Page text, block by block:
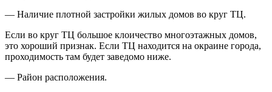
— Наличие плотной застройки жилых домов во круг ТЦ.
Если во круг ТЦ большое клоичество многоэтажных домов,
это хороший признак. Если ТЦ находится на окраине города,
проходимость там будет заведомо ниже.
— Район расположения.